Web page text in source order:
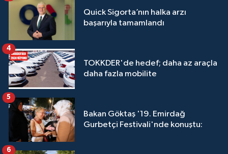
Quick Sigorta’nın halka arzı
başarıyla tamamlandı
TOKKDER'de hedef; daha az araçla
daha fazla mobilite
4
Bakan Göktaş '19. Emirdağ
Gurbetçi Festivali'nde konuştu:
5
6